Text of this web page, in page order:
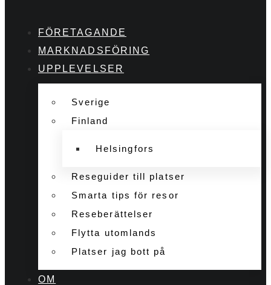
FÖRETAGANDE
MARKNADSFÖRING
UPPLEVELSER
Sverige
Finland
Helsingfors
Reseguider till platser
Smarta tips för resor
Reseberättelser
Flytta utomlands
Platser jag bott på
OM